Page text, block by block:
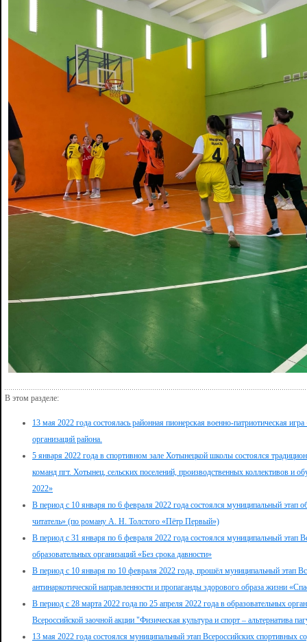
В этом разделе:
13 мая 2022 года состоялась районная пионерская военно-патриотическая
организаций района.
5 января 2022 года в спортивном зале Хотынецкой школы состоялся
команд пгт. Хотынец, сельских поселений, производственных коллективов и
2022»
В период с 10 января по 6 февраля 2022 года состоялся муниципальный этап
читатель» (по роману А. Н. Толстого «Пётр Первый»)
В период с 31 января по 6 февраля 2022 года состоялся муниципальный этап
образовательных организаций «Без срока давности»
В период с 10 января по 10 февраля 2022 года, прошёл муниципальный этап
антинаркотической направленности и пропаганды здорового образа жизни
В период с 28 марта 2022 года по 25 апреля 2022 года в образовательных
Всероссийской заочной акции "Физическая культура и спорт – альтернатива
13 мая 2022 года состоялся муниципальный этап Всероссийских спортивных